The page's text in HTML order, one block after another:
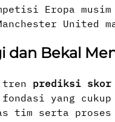
Eropa
United
dan Bekal
tren prediksi skor
yang
tim serta proses